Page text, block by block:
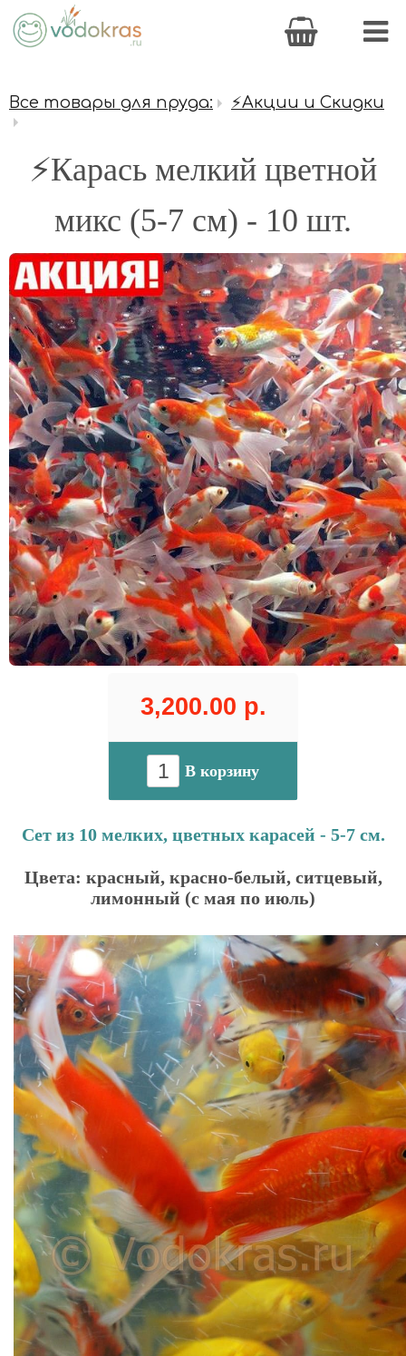
Все товары для пруда: ⚡Акции и Скидки
⚡Карась мелкий цветной
микс (5-7 см) - 10 шт.
3,200.00 р.
В корзину
Сет из 10 мелких, цветных карасей - 5-7 см.
Цвета: красный, красно-белый, ситцевый,
лимонный (с мая по июль)